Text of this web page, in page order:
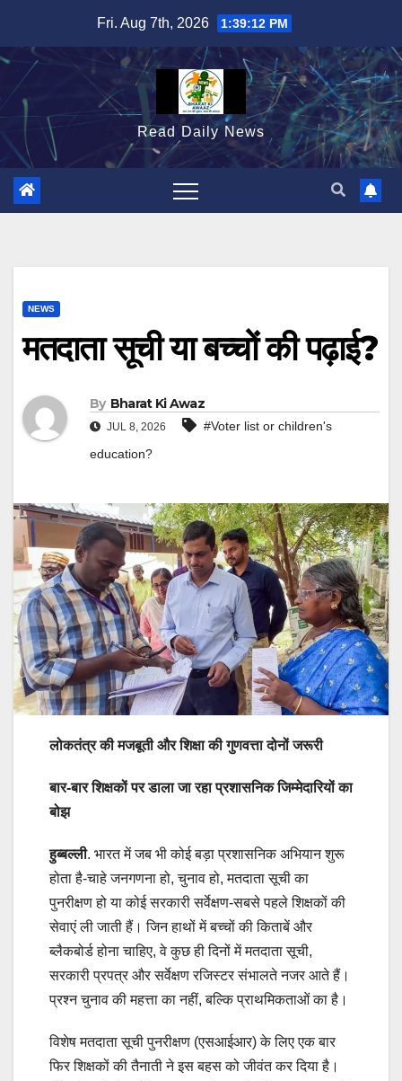
content
Fri. Aug 7th, 2026 1:39:13 PM
Read Daily News
NEWS
मतदाता सूची या बच्चों की पढ़ाई?
By Bharat Ki Awaz
JUL 8, 2026
#Voter list or children's
education?
लोकतंत्र की मजबूती और शिक्षा की गुणवत्ता दोनों जरूरी
बार-बार शिक्षकों पर डाला जा रहा प्रशासनिक जिम्मेदारियों का
बोझ
हुब्बल्ली. भारत में जब भी कोई बड़ा प्रशासनिक अभियान शुरू
होता है-चाहे जनगणना हो, चुनाव हो, मतदाता सूची का
पुनरीक्षण हो या कोई सरकारी सर्वेक्षण-सबसे पहले शिक्षकों की
सेवाएं ली जाती हैं। जिन हाथों में बच्चों की किताबें और
ब्लैकबोर्ड होना चाहिए, वे कुछ ही दिनों में मतदाता सूची,
सरकारी प्रपत्र और सर्वेक्षण रजिस्टर संभालते नजर आते हैं।
प्रश्न चुनाव की महत्ता का नहीं, बल्कि प्राथमिकताओं का है।
विशेष मतदाता सूची पुनरीक्षण (एसआईआर) के लिए एक बार
फिर शिक्षकों की तैनाती ने इस बहस को जीवंत कर दिया है।